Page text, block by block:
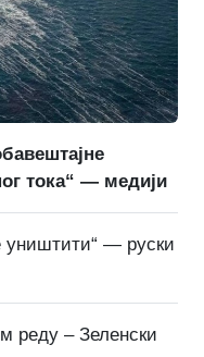
тока“ — медији
уништити“ — руски
реду – Зеленски